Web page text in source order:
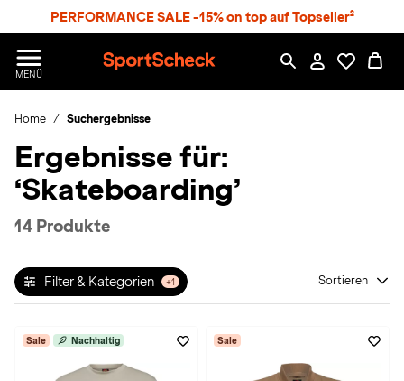
PERFORMANCE SALE -15% on top auf Topseller²
MENÜ
p
r
S
h
c
Home Suchergebnisse
Ergebnisse für:
‘Skateboarding’
14 Produkte
Filter & Kategorien +1 Sortieren
Sale Nachhaltig Sale